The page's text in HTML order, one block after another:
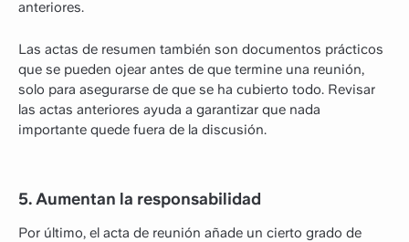
anteriores.
Las actas de resumen también son documentos prácticos
que se pueden ojear antes de que termine una reunión,
solo para asegurarse de que se ha cubierto todo. Revisar
las actas anteriores ayuda a garantizar que nada
importante quede fuera de la discusión.
5. Aumentan la responsabilidad
Por último, el acta de reunión añade un cierto grado de